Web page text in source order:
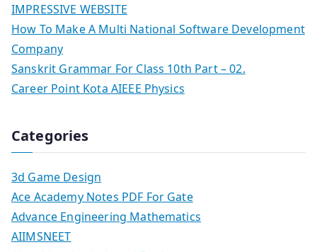
IMPRESSIVE WEBSITE
How To Make A Multi National Software Development
Company
Sanskrit Grammar For Class 10th Part – 02.
Career Point Kota AIEEE Physics
Categories
3d Game Design
Ace Academy Notes PDF For Gate
Advance Engineering Mathematics
AIIMSNEET